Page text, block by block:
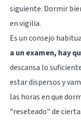
siguiente. Dormir
en vigilia.
Es un consejo
a un examen, hay
descansa lo
estar dispersos y
las horas en que
"reseteado" de